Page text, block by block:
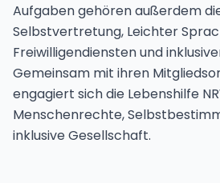
Aufgaben gehören außerdem
Selbstvertretung, Leichter
Freiwilligendiensten und
Gemeinsam mit ihren
engagiert sich die Lebenshilfe
Menschenrechte,
inklusive Gesellschaft.